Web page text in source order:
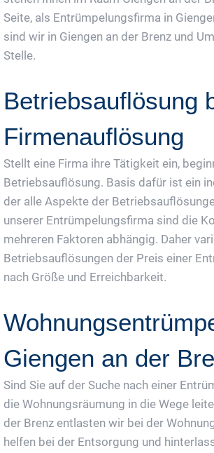
Seite, als Entrümpelungsfirma in
sind wir in Giengen an der Brenz und
Stelle.
Betriebsauflösung
Firmenauflösung
Stellt eine Firma ihre Tätigkeit ein,
Betriebsauflösung. Basis dafür ist ein
der alle Aspekte der
unserer Entrümpelungsfirma sind die
mehreren Faktoren abhängig. Daher
Betriebsauflösungen der Preis einer
nach Größe und Erreichbarkeit.
Giengen an der
Sind Sie auf der Suche nach einer
die Wohnungsräumung in die Wege
der Brenz entlasten wir bei der
helfen bei der Entsorgung und